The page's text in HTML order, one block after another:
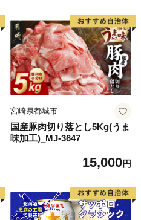
宮崎県都城市
国産豚肉切り落とし5Kg(うま
味加工)_MJ-3647
15,000円